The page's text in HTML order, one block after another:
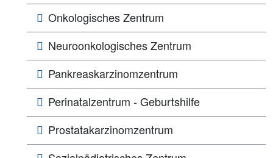
Onkologisches Zentrum
Neuroonkologisches Zentrum
Pankreaskarzinomzentrum
Perinatalzentrum - Geburtshilfe
Prostatakarzinomzentrum